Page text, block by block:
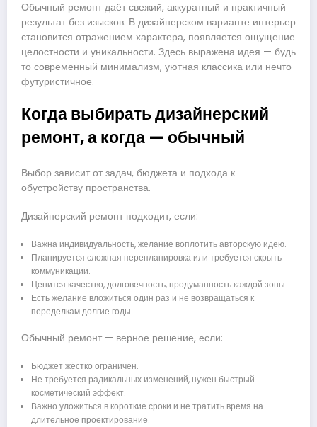
Обычный ремонт даёт свежий, аккуратный и практичный
результат без изысков. В дизайнерском варианте интерьер
становится отражением характера, появляется ощущение
целостности и уникальности. Здесь выражена идея — будь
то современный минимализм, уютная классика или нечто
футуристичное.
Когда выбирать дизайнерский
ремонт, а когда — обычный
Выбор зависит от задач, бюджета и подхода к
обустройству пространства.
Дизайнерский ремонт подходит, если:
Важна индивидуальность, желание воплотить авторскую идею.
Планируется сложная перепланировка или требуется скрыть
коммуникации.
Ценится качество, долговечность, продуманность каждой зоны.
Есть желание вложиться один раз и не возвращаться к
переделкам долгие годы.
Обычный ремонт — верное решение, если:
Бюджет жёстко ограничен.
Не требуется радикальных изменений, нужен быстрый
косметический эффект.
Важно уложиться в короткие сроки и не тратить время на
длительное проектирование.